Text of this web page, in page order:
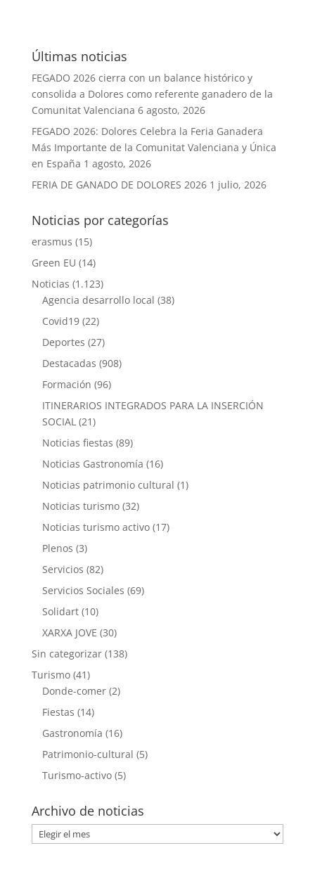
Últimas noticias
FEGADO 2026 cierra con un balance histórico y
consolida a Dolores como referente ganadero de la
Comunitat Valenciana 6 agosto, 2026
FEGADO 2026: Dolores Celebra la Feria Ganadera
Más Importante de la Comunitat Valenciana y Única
en España 1 agosto, 2026
FERIA DE GANADO DE DOLORES 2026 1 julio, 2026
Noticias por categorías
erasmus (15)
Green EU (14)
Noticias (1.123)
Agencia desarrollo local (38)
Covid19(22)
Deportes (27)
Destacadas (908)
Formación (96)
ITINERARIOS INTEGRADOS PARA LA INSERCIÓN
SOCIAL(21)
Noticias fiestas (89)
Noticias Gastronomía (16)
Noticias patrimonio cultural (1)
Noticias turismo(32)
Noticias turismo activo(17)
Plenos (3)
Servicios (82)
Servicios Sociales (69)
Solidart(10)
XARXA JOVE (30)
Sin categorizar(138)
Turismo(41)
Donde-comer(2)
Fiestas (14)
Gastronomía (16)
Patrimonio-cultural (5)
Turismo-activo(5)
Archivo de noticias
Archivo
de